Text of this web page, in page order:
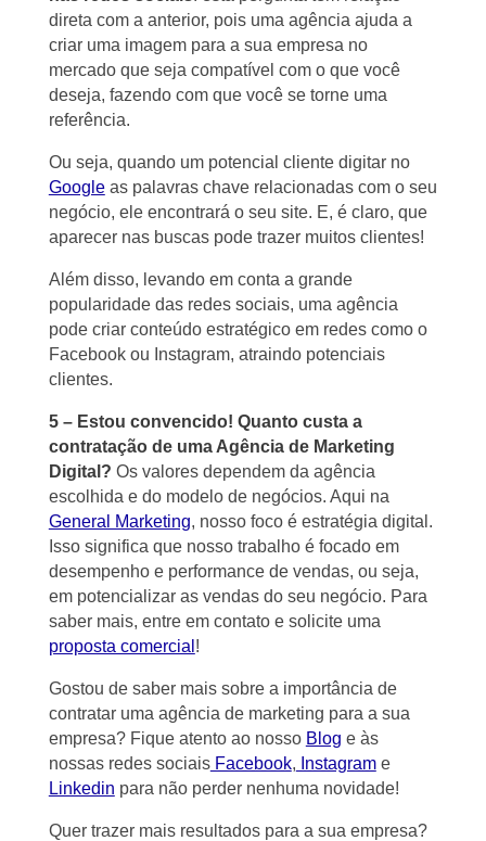
direta com a anterior, pois uma agência ajuda a
criar uma imagem para a sua empresa no
mercado que seja compatível com o que você
deseja, fazendo com que você se torne uma
referência.
Ou seja, quando um potencial cliente digitar no
Googleas palavras chave relacionadas com o seu
negócio, ele encontrará o seu site. E, é claro, que
aparecer nas buscas pode trazer muitos clientes!
Além disso, levando em conta a grande
popularidade das redes sociais, uma agência
pode criar conteúdo estratégico em redes como o
Facebook ou Instagram, atraindo potenciais
clientes.
5 – Estou convencido! Quanto custa a
contratação de uma Agência de Marketing
Digital? Os valores dependem da agência
escolhida e do modelo de negócios. Aqui na
General Marketing, nosso foco é estratégia digital.
Isso significa que nosso trabalho é focado em
desempenho e performance de vendas, ou seja,
em potencializar as vendas do seu negócio. Para
saber mais, entre em contato e solicite uma
proposta comercial !
Gostou de saber mais sobre a importância de
contratar uma agência de marketing para a sua
empresa? Fique atento ao nosso Blog e às
nossas redes sociaisFacebook, Instagrame
Linkedin para não perder nenhuma novidade!
Quer trazer mais resultados para a sua empresa?